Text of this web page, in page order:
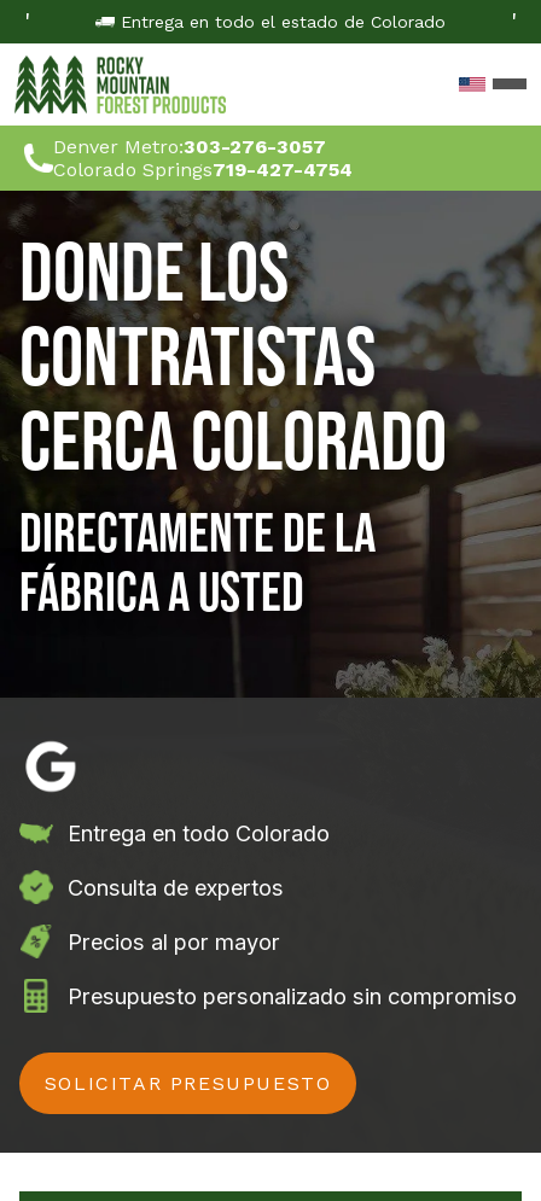
' Entrega en todo el estado de Colorado '
Denver Metro:303-276-3057
Colorado Springs719-427-4754
Donde los
Contratistas
cerca Colorado
Directamente de la
fábrica a usted
Entrega en todo Colorado
Consulta de expertos
Precios al por mayor
Presupuesto personalizado sin compromiso
SOLICITAR PRESUPUESTO